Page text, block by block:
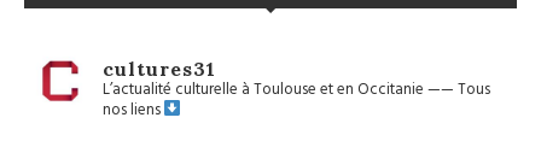
cultures31
L’actualité culturelle à Toulouse et en Occitanie——Tous
nos liens